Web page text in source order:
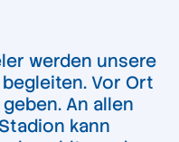
werden unsere
Vor Ort
An allen
kann